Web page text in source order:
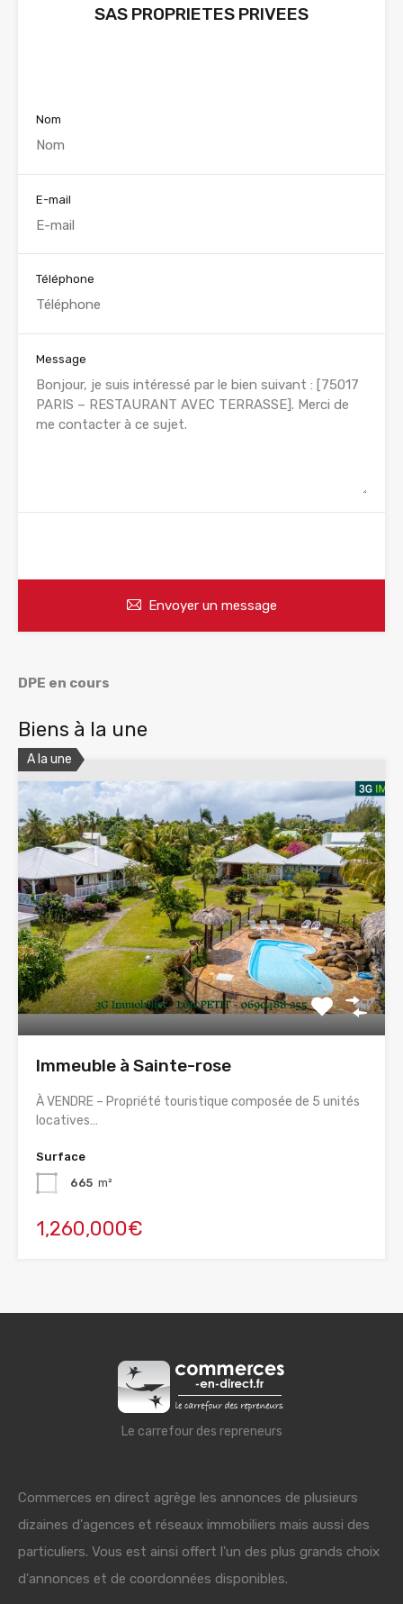
SAS PROPRIETES PRIVEES
Nom
E-mail
Téléphone
Message
Envoyer un message
DPE en cours
Biens à la une
A la une
Immeuble à Sainte-rose
À VENDRE – Propriété touristique composée de 5 unités
locatives…
Surface
665 m²
1,260,000€
Le carrefour des repreneurs
Commerces en direct agrège les annonces de plusieurs
dizaines d'agences et réseaux immobiliers mais aussi des
particuliers. Vous est ainsi offert l'un des plus grands choix
d'annonces et de coordonnées disponibles.